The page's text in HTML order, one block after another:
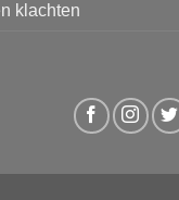
klachten